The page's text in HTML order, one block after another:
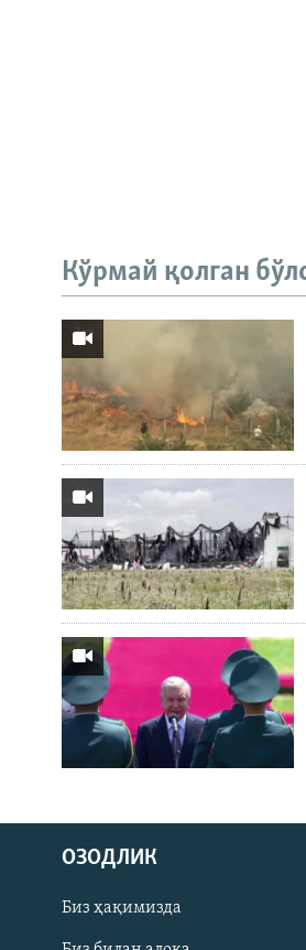
Кўрмай қолган
ОЗОДЛИК
Биз ҳақимизда